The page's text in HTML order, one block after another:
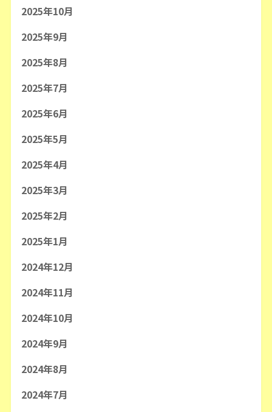
2025年10月
2025年9月
2025年8月
2025年7月
2025年6月
2025年5月
2025年4月
2025年3月
2025年2月
2025年1月
2024年12月
2024年11月
2024年10月
2024年9月
2024年8月
2024年7月